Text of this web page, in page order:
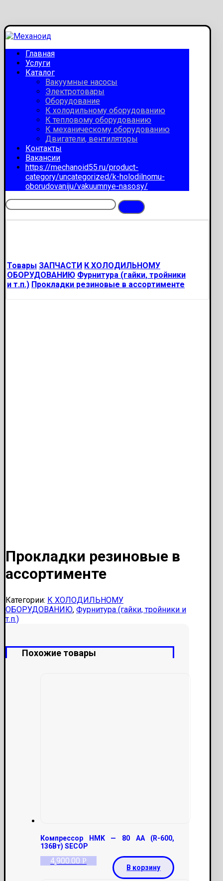
Главная
Услуги
Каталог
Вакуумные насосы
Электротовары
Оборудование
К холодильному оборудованию
К тепловому оборудованию
К механическому оборудованию
Двигатели, вентиляторы
Контакты
Вакансии
https://mechanoid55.ru/product-
category/uncategorized/k-holodilnomu-
oborudovaniju/vakuumnye-nasosy/
Товары ЗАПЧАСТИ К ХОЛОДИЛЬНОМУ
ОБОРУДОВАНИЮ Фурнитура (гайки, тройники
и т.п.) Прокладки резиновые в ассортименте
Прокладки резиновые в
ассортименте
Категории: К ХОЛОДИЛЬНОМУ
ОБОРУДОВАНИЮ, Фурнитура (гайки, тройники и
т.п.)
Похожие товары
Компрессор HMK — 80 AA (R-600,
136Вт) SECOP
4,900.00 Р
В корзину